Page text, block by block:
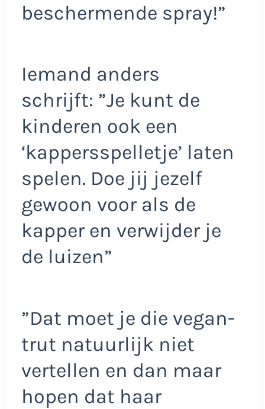
beschermende spray!”
Iemand anders
schrijft: ”Je kunt de
kinderen ook een
‘kappersspelletje’ laten
spelen. Doe jij jezelf
gewoon voor als de
kapper en verwijder je
de luizen”
”Dat moet je die vegan-
trut natuurlijk niet
vertellen en dan maar
hopen dat haar